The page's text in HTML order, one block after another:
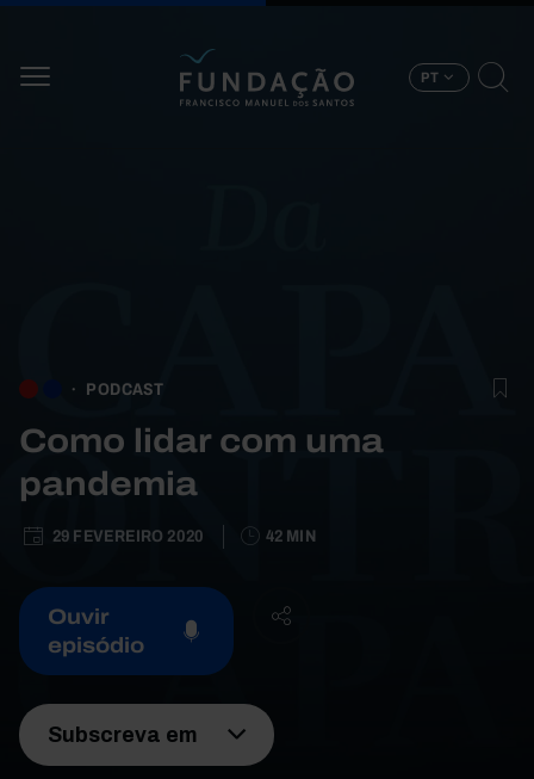
PT
PODCAST
Como lidar com uma
pandemia
29 FEVEREIRO 2020 42 MIN
Ouvir
episódio
Subscreva em